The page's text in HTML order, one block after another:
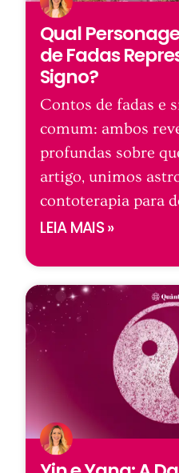
Qual
de Fadas
Signo?
Contos de fadas e
comum: ambos
profundas sobre
artigo, unimos
contoterapia para
LEIA MAIS »